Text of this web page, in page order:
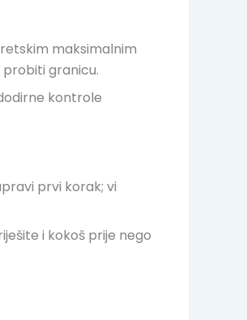
maksimalnim
probiti granicu.
kontrole
prvi korak; vi
i kokoš prije nego